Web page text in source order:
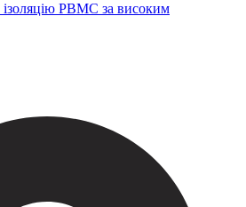
PBMC за високим